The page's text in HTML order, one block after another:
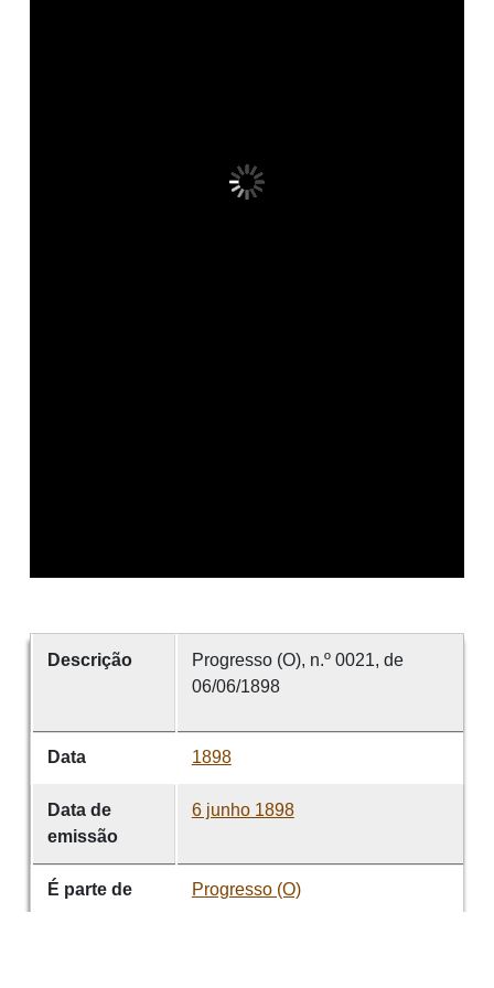
Descrição
Progresso (O), n.º 0021, de
06/06/1898
Data 1898
Data de
emissão
6 junho 1898
É parte de Progresso (O)